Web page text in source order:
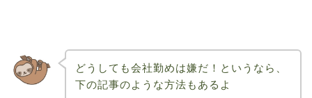
どうしても会社勤めは嫌だ！というなら、
下の記事のような方法もあるよ